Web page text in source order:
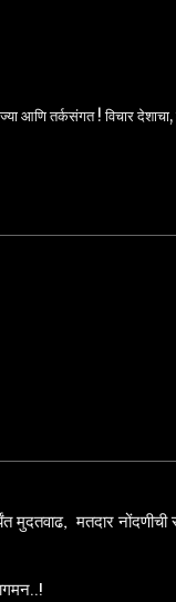
आणि तर्कसंगत ! विचार
मतदार नोंदणीची